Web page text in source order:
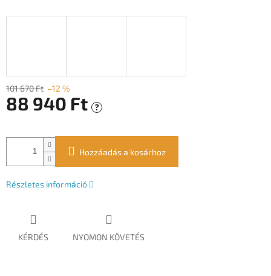
101 670 Ft –12 %
88 940 Ft ?
Hozzáadás a kosárhoz
Részletes információ
KÉRDÉS NYOMON KÖVETÉS